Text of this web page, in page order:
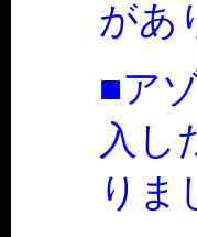
があ
■ア
入し
りま